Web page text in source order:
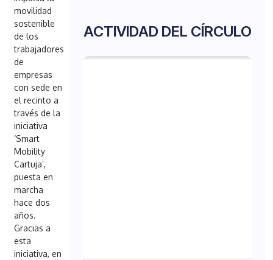
movilidad
sostenible
de los
trabajadores
de
empresas
con sede en
el recinto a
través de la
iniciativa
‘Smart
Mobility
Cartuja’,
puesta en
marcha
hace dos
años.
Gracias a
esta
iniciativa, en
ACTIVIDAD DEL CÍRCULO